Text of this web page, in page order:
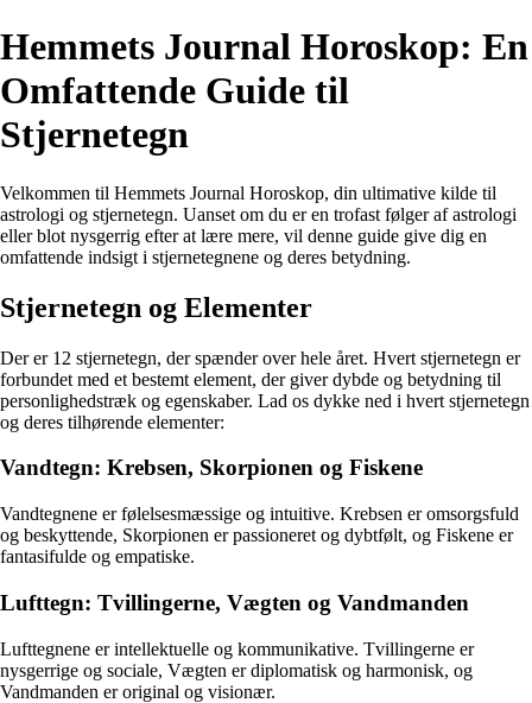
Hemmets Journal Horoskop: En
Omfattende Guide til
Stjernetegn
Velkommen til Hemmets Journal Horoskop, din ultimative kilde til
astrologi og stjernetegn. Uanset om du er en trofast følger af astrologi
eller blot nysgerrig efter at lære mere, vil denne guide give dig en
omfattende indsigt i stjernetegnene og deres betydning.
Stjernetegn og Elementer
Der er 12 stjernetegn, der spænder over hele året. Hvert stjernetegn er
forbundet med et bestemt element, der giver dybde og betydning til
personlighedstræk og egenskaber. Lad os dykke ned i hvert stjernetegn
og deres tilhørende elementer:
Vandtegn: Krebsen, Skorpionen og Fiskene
Vandtegnene er følelsesmæssige og intuitive. Krebsen er omsorgsfuld
og beskyttende, Skorpionen er passioneret og dybtfølt, og Fiskene er
fantasifulde og empatiske.
Lufttegn: Tvillingerne, Vægten og Vandmanden
Lufttegnene er intellektuelle og kommunikative. Tvillingerne er
nysgerrige og sociale, Vægten er diplomatisk og harmonisk, og
Vandmanden er original og visionær.